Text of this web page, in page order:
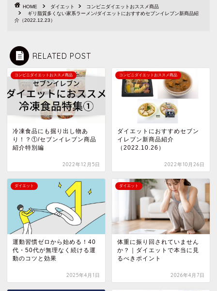
HOME ダイエット
コンビニダイエットおススメ商品
ギリ脂質多くない家系ラーメン/ダイエットにおすすめセブンイレブン新商品紹
介（2022.12.23）
RELATED POST
コンビニダイエットおススメ商品
冷凍食品にも掘り出し物あ
り！？①/セブンイレブン商品
紹介特別編
2022年12月5日
コンビニダイエットおススメ商品
ダイエットにおすすめセブン
イレブン新商品紹介
（2022.10.26）
2022年10月26日
ダイエット
運動習慣ゼロから始める！40
代・50代が無理なく続ける運
動のコツと効果
2025年4月1日
ダイエット
体重に振り回されていません
か？｜ダイエットで本当に見
るべきポイント
2026年4月7日